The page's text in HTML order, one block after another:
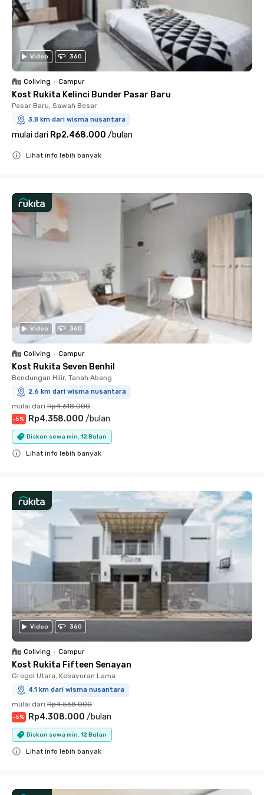
Video 360
Coliving • Campur
Kost Rukita Kelinci Bunder Pasar Baru
Pasar Baru, Sawah Besar
3.8 km dari wisma nusantara
mulai dari Rp2.468.000 /bulan
Lihat info lebih banyak
Video 360
Coliving • Campur
Kost Rukita Seven Benhil
Bendungan Hilir, Tanah Abang
2.6 km dari wisma nusantara
mulai dari Rp4.618.000
-5% Rp4.358.000 /bulan
Diskon sewa min. 12 Bulan
Lihat info lebih banyak
Video 360
Coliving • Campur
Kost Rukita Fifteen Senayan
Grogol Utara, Kebayoran Lama
4.1 km dari wisma nusantara
mulai dari Rp4.568.000
-5% Rp4.308.000 /bulan
Diskon sewa min. 12 Bulan
Lihat info lebih banyak